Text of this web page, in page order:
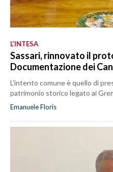
L’INTESA
Sassari, rinnovato il
Documentazione dei
L'intento comune è quello di
patrimonio storico legato ai
Emanuele Floris